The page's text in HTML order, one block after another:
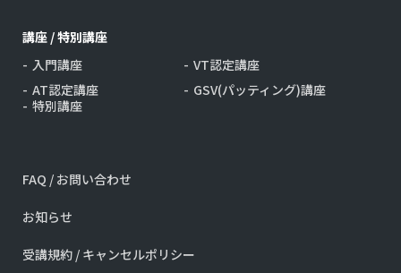
講座 / 特別講座
入門講座
VT認定講座
AT認定講座
GSV(パッティング)講座
特別講座
FAQ / お問い合わせ
お知らせ
受講規約 / キャンセルポリシー